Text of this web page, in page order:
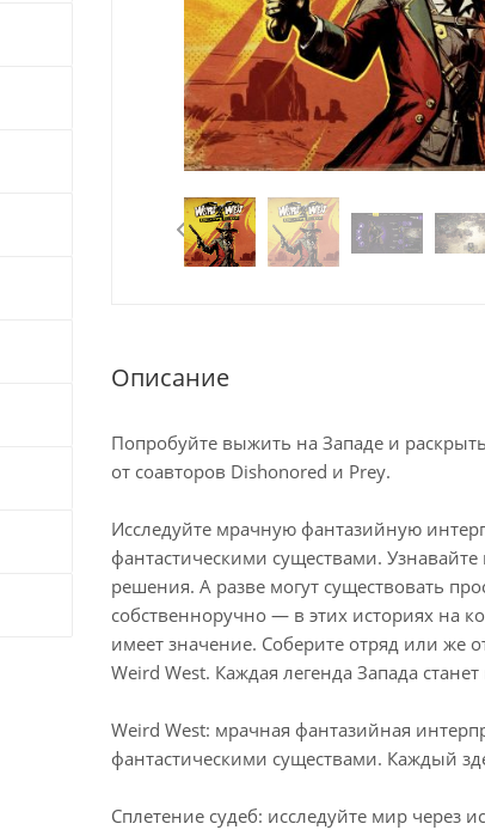
Описание
Попробуйте выжить на Западе и
от соавторов Dishonored и Prey.
Исследуйте мрачную фантазийную
фантастическими существами.
решения. А разве могут существовать
собственноручно — в этих историях на
имеет значение. Соберите отряд или же
Weird West. Каждая легенда Запада
Weird West: мрачная фантазийная
фантастическими существами. Каждый
Сплетение судеб: исследуйте мир через